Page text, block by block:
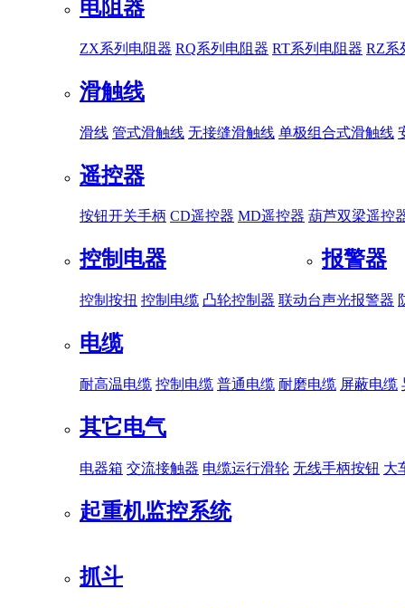
电阻器
ZX系列电阻器 RQ系列电阻器 RT系列电阻器 RZ系
滑触线
滑线 管式滑触线 无接缝滑触线 单极组合式滑触线
遥控器
按钮开关手柄 CD遥控器 MD遥控器 葫芦双梁遥控
控制电器
控制按扭 控制电缆 凸轮控制器 联动台
报警器
声光报警器
电缆
耐高温电缆 控制电缆 普通电缆 耐磨电缆 屏蔽电缆
其它电气
电器箱 交流接触器 电缆运行滑轮 无线手柄按钮 大
起重机监控系统
抓斗